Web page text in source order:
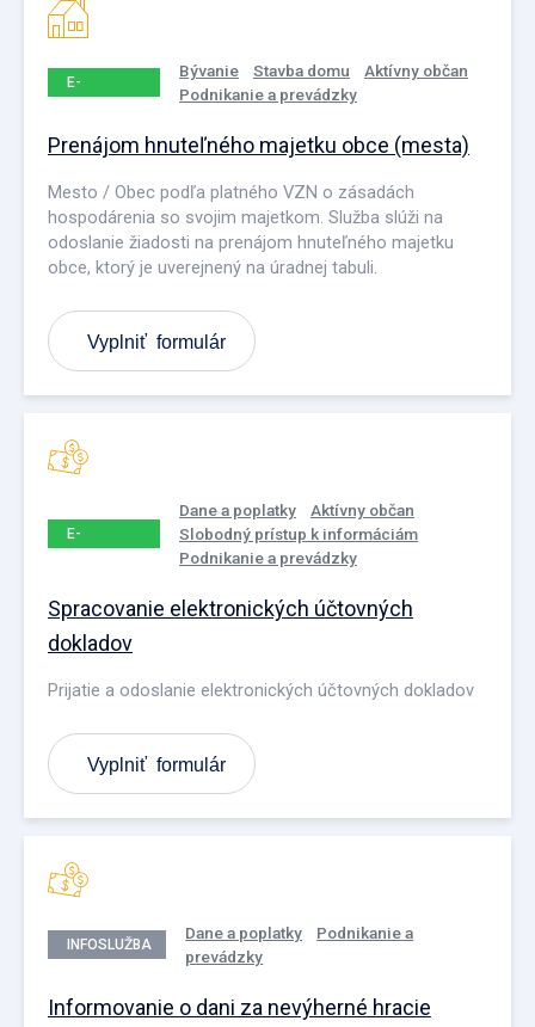
E-
Bývanie Stavba domu
Aktívny občan
Podnikanie a prevádzky
Prenájom hnuteľného majetku obce (mesta)
Mesto / Obec podľa platného VZN o zásadách
hospodárenia so svojim majetkom. Služba slúži na
odoslanie žiadosti na prenájom hnuteľného majetku
obce, ktorý je uverejnený na úradnej tabuli.
Vyplniť formulár
E-
Dane a poplatky
Aktívny občan
Slobodný prístup k informáciám
Podnikanie a prevádzky
Spracovanie elektronických účtovných
dokladov
Prijatie a odoslanie elektronických účtovných dokladov
Vyplniť formulár
INFOSLUŽBA
Dane a poplatky
Podnikanie a
prevádzky
Informovanie o dani za nevýherné hracie